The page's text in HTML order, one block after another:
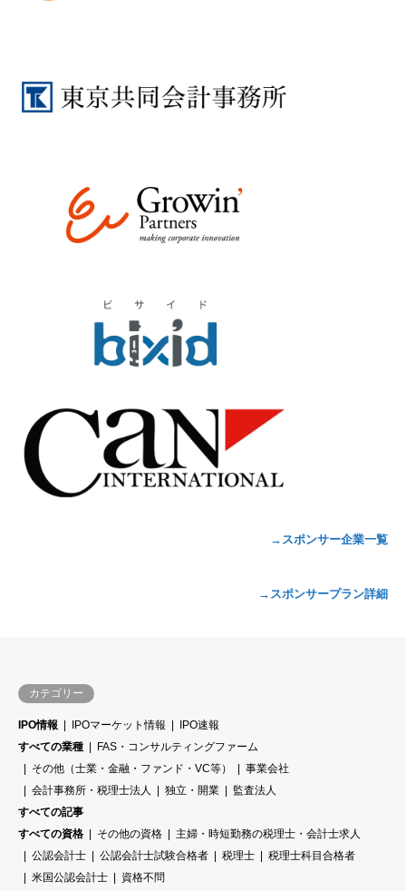
→スポンサー企業一覧
→スポンサープラン詳細
カテゴリー
IPO情報 IPOマーケット情報
IPO速報
すべての業種
FAS・コンサルティングファーム
その他（士業・金融・ファンド・VC等）
事業会社
会計事務所・税理士法人
独立・開業
監査法人
すべての記事
すべての資格
その他の資格
主婦・時短勤務の税理士・会計士求人
公認会計士
公認会計士試験合格者 税理士
税理士科目合格者
米国公認会計士
資格不問